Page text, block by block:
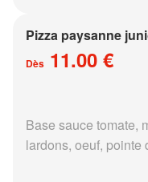
Pizza paysanne
Dès 11.00 €
Base sauce tomate,
lardons, oeuf, pointe